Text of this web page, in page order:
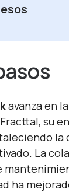
avanza en la
su
la
La
ha